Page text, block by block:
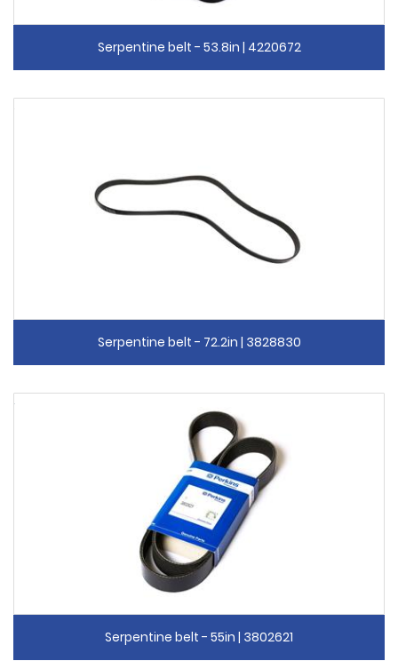
Serpentine belt - 53.8in | 4220672
Serpentine belt - 72.2in | 3828830
Serpentine belt - 55in | 3802621